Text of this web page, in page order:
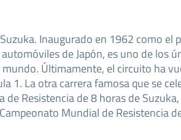
Inaugurado en 1962 como el
de Japón, es uno de los
Últimamente, el circuito ha
1. La otra carrera famosa que se
de Resistencia de 8 horas de
Mundial de Resistencia